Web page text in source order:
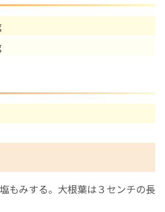
もみする。大根葉は３センチの長
他の診療内容
さまざまな講座・クラス
院での出産を希望される方へ